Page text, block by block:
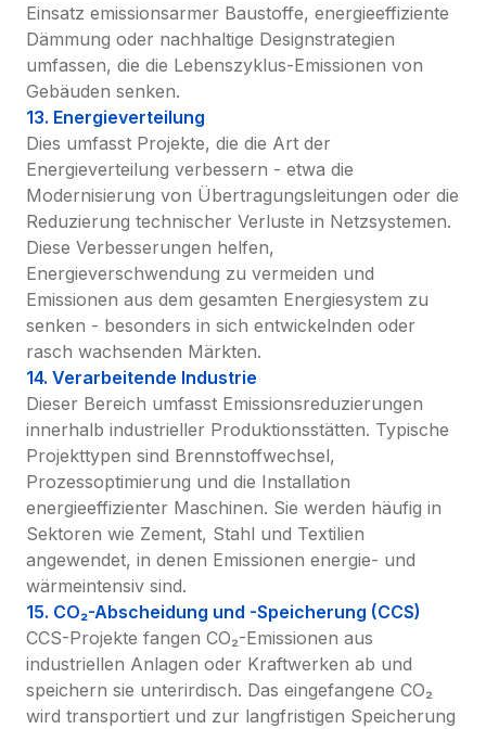
Einsatz emissionsarmer Baustoffe, energieeffiziente
Dämmung oder nachhaltige Designstrategien
umfassen, die die Lebenszyklus-Emissionen von
Gebäuden senken.
13. Energieverteilung
Dies umfasst Projekte, die die Art der
Energieverteilung verbessern - etwa die
Modernisierung von Übertragungsleitungen oder die
Reduzierung technischer Verluste in Netzsystemen.
Diese Verbesserungen helfen,
Energieverschwendung zu vermeiden und
Emissionen aus dem gesamten Energiesystem zu
senken - besonders in sich entwickelnden oder
rasch wachsenden Märkten.
14. Verarbeitende Industrie
Dieser Bereich umfasst Emissionsreduzierungen
innerhalb industrieller Produktionsstätten. Typische
Projekttypen sind Brennstoffwechsel,
Prozessoptimierung und die Installation
energieeffizienter Maschinen. Sie werden häufig in
Sektoren wie Zement, Stahl und Textilien
angewendet, in denen Emissionen energie- und
wärmeintensiv sind.
15. CO₂-Abscheidung und -Speicherung (CCS)
CCS-Projekte fangen CO₂-Emissionen aus
industriellen Anlagen oder Kraftwerken ab und
speichern sie unterirdisch. Das eingefangene CO₂
wird transportiert und zur langfristigen Speicherung